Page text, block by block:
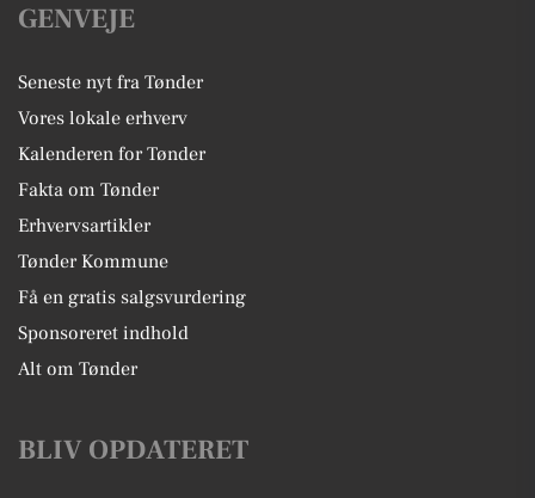
GENVEJE
Seneste nyt fra Tønder
Vores lokale erhverv
Kalenderen for Tønder
Fakta om Tønder
Erhvervsartikler
Tønder Kommune
Få en gratis salgsvurdering
Sponsoreret indhold
Alt om Tønder
BLIV OPDATERET